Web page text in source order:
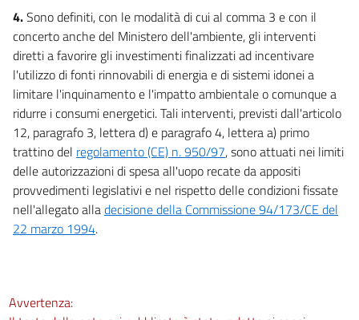
4.Sono definiti, con le modalità di cui al comma 3 e con il
concerto anche del Ministero dell'ambiente, gli interventi
diretti a favorire gli investimenti finalizzati ad incentivare
l'utilizzo di fonti rinnovabili di energia e di sistemi idonei a
limitare l'inquinamento e l'impatto ambientale o comunque a
ridurre i consumi energetici. Tali interventi, previsti dall'articolo
12, paragrafo 3, lettera d) e paragrafo 4, lettera a) primo
trattino del regolamento (CE) n. 950/97, sono attuati nei limiti
delle autorizzazioni di spesa all'uopo recate da appositi
provvedimenti legislativi e nel rispetto delle condizioni fissate
nell'allegato alladecisione della Commissione 94/173/CE del
22 marzo 1994.
Avvertenza: